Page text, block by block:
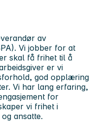
av
Vi jobber for at
skal få frihet til å
er vi
god opplæring
Vi har lang erfaring,
for
vi frihet i
ansatte.